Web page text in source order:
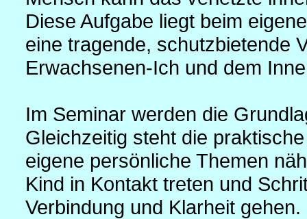
Diese Aufgabe liegt beim
eine tragende, schutzbietende
Erwachsenen-Ich und dem
Im Seminar werden die
Gleichzeitig steht die
eigene persönliche Themen
Kind in Kontakt treten und
Verbindung und Klarheit gehen.